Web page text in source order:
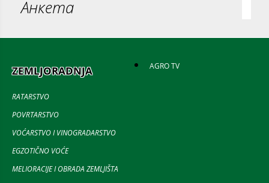
Анкета
ZEMLJORADNJA
RATARSTVO
POVRTARSTVO
VOĆARSTVO I VINOGRADARSTVO
EGZOTIČNO VOĆE
MELIORACIJE I OBRADA ZEMLJIŠTA
AGRO TV